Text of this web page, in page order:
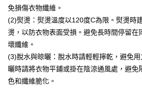
每筆NT$80，滿NT$888(含以上)免運費
宅配到府
每筆NT$80，滿NT$888(含以上)免運費
貨到付款
每筆NT$80，滿NT$888(含以上)免運費
免損傷衣物纖維。
(2)熨燙：熨燙溫度以120度C為限。熨燙時
燙，以防衣物表面受損。避免長時間停留在
壞纖維。
(3)脫水與晾曬：脫水時請輕輕擰乾，避免
曬時請將衣物平鋪或掛在陰涼通風處，避免
色和纖維脆化。